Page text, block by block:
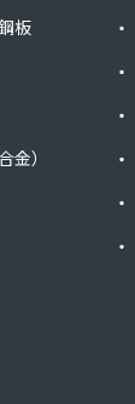
板
金）